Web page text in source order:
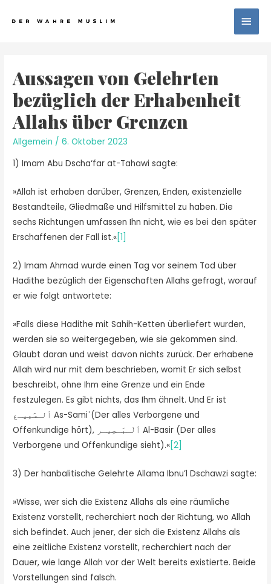
Aussagen von Gelehrten
bezüglich der Erhabenheit
Allahs über Grenzen
Allgemein /6. Oktober 2023
1) Imam Abu Dscha‘far at-Tahawi sagte:
»Allah ist erhaben darüber, Grenzen, Enden, existenzielle
Bestandteile, Gliedmaße und Hilfsmittel zu haben. Die
sechs Richtungen umfassen Ihn nicht, wie es bei den später
Erschaffenen der Fall ist.«[1]
2) Imam Ahmad wurde einen Tag vor seinem Tod über
Hadithe bezüglich der Eigenschaften Allahs gefragt, worauf
er wie folgt antwortete:
»Falls diese Hadithe mit Sahih-Ketten überliefert wurden,
werden sie so weitergegeben, wie sie gekommen sind.
Glaubt daran und weist davon nichts zurück. Der erhabene
Allah wird nur mit dem beschrieben, womit Er sich selbst
beschreibt, ohne Ihm eine Grenze und ein Ende
festzulegen. Es gibt nichts, das Ihm ähnelt. Und Er ist
ٱلـسَّمِيـع As-Samiʿ(Der alles Verborgene und
Offenkundige hört), ٱلْـبَـصِيـر Al-Basir (Der alles
Verborgene und Offenkundige sieht).«[2]
3) Der hanbalitische Gelehrte Allama Ibnu’l Dschawzi sagte:
»Wisse, wer sich die Existenz Allahs als eine räumliche
Existenz vorstellt, recherchiert nach der Richtung, wo Allah
sich befindet. Auch jener, der sich die Existenz Allahs als
eine zeitliche Existenz vorstellt, recherchiert nach der
Dauer, wie lange Allah vor der Welt bereits existierte. Beide
Vorstellungen sind falsch.